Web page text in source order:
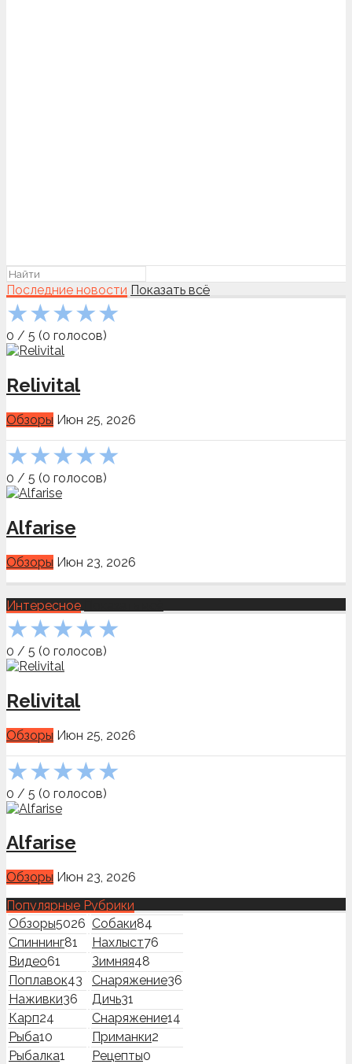
Последние новости Показать всё
★★★★★
0 / 5 (0 голосов)
Relivital
Обзоры Июн 25, 2026
★★★★★
0 / 5 (0 голосов)
Alfarise
Обзоры Июн 23, 2026
Интересное
★★★★★
0 / 5 (0 голосов)
Relivital
Обзоры Июн 25, 2026
★★★★★
0 / 5 (0 голосов)
Alfarise
Обзоры Июн 23, 2026
Популярные Рубрики
Обзоры5026 Собаки84
Спиннинг81 Нахлыст76
Видео61 Зимняя48
Поплавок43 Снаряжение36
Наживки36 Дичь31
Карп24 Снаряжение14
Рыба10 Приманки2
Рыбалка1 Рецепты0